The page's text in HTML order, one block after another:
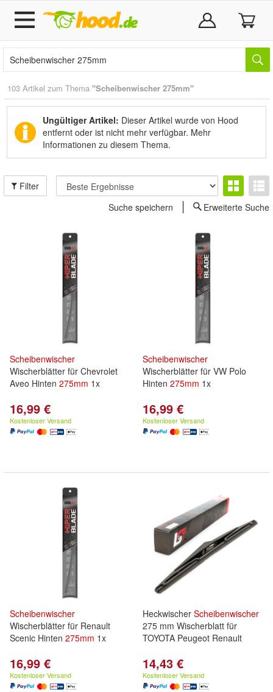
103 Artikel zum Thema "Scheibenwischer 275mm"
Ungültiger Artikel: Dieser Artikel wurde von Hood
entfernt oder ist nicht mehr verfügbar. Mehr
Informationen zu diesem Thema.
Filter
Suche speichern
Erweiterte Suche
Scheibenwischer
Wischerblätter für Chevrolet
Aveo Hinten 275mm 1x
16,99 €
Kostenloser Versand
Scheibenwischer
Wischerblätter für VW Polo
Hinten 275mm 1x
16,99 €
Kostenloser Versand
Scheibenwischer
Wischerblätter für Renault
Scenic Hinten 275mm 1x
16,99 €
Kostenloser Versand
Heckwischer Scheibenwischer
275 mm Wischerblatt für
TOYOTA Peugeot Renault
14,43 €
Kostenloser Versand